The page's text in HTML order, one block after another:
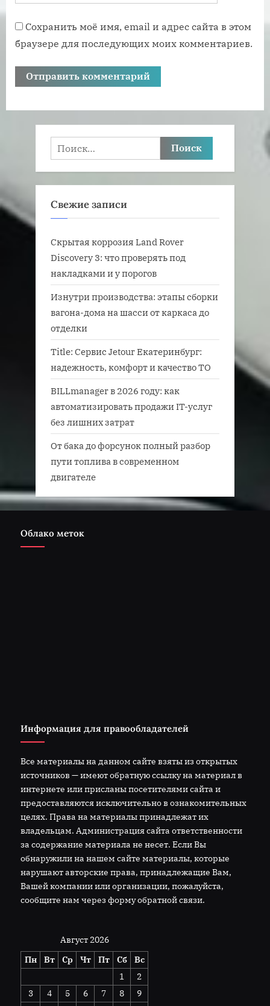
Сохранить моё имя, email и адрес сайта в этом
браузере для последующих моих комментариев.
Найти:
Свежие записи
Скрытая коррозия Land Rover
Discovery 3: что проверять под
накладками и у порогов
Изнутри производства: этапы сборки
вагона-дома на шасси от каркаса до
отделки
Title: Сервис Jetour Екатеринбург:
надежность, комфорт и качество ТО
BILLmanager в 2026 году: как
автоматизировать продажи IT-услуг
без лишних затрат
От бака до форсунок полный разбор
пути топлива в современном
двигателе
Облако меток
Информация для правообладателей
Все материалы на данном сайте взяты из открытых
источников — имеют обратную ссылку на материал в
интернете или присланы посетителями сайта и
предоставляются исключительно в ознакомительных
целях. Права на материалы принадлежат их
владельцам. Администрация сайта ответственности
за содержание материала не несет. Если Вы
обнаружили на нашем сайте материалы, которые
нарушают авторские права, принадлежащие Вам,
Вашей компании или организации, пожалуйста,
сообщите нам через форму обратной связи.
Август 2026
Пн
Вт Ср Чт Пт Сб
Вс
1
2
3
4 5 6 7 8
9